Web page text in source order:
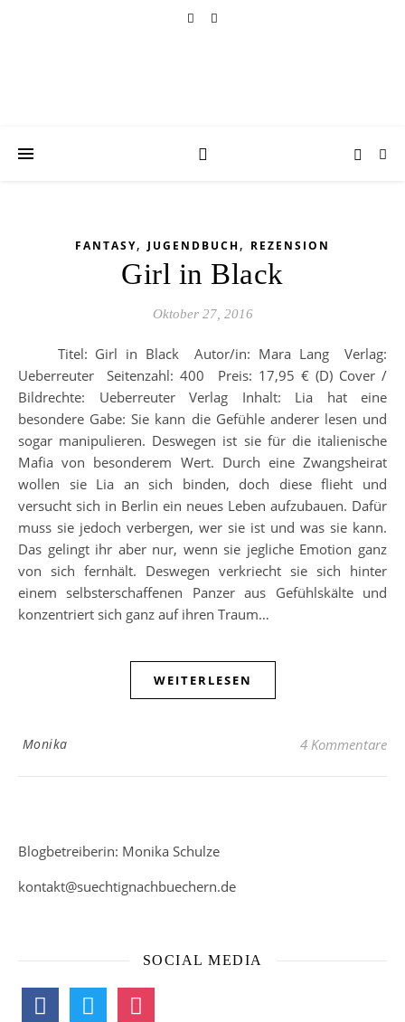
FANTASY, JUGENDBUCH, REZENSION
Girl in Black
Oktober 27, 2016
Titel: Girl in Black Autor/in: Mara Lang Verlag:
Ueberreuter Seitenzahl: 400 Preis: 17,95 € (D) Cover /
Bildrechte: Ueberreuter Verlag Inhalt: Lia hat eine
besondere Gabe: Sie kann die Gefühle anderer lesen und
sogar manipulieren. Deswegen ist sie für die italienische
Mafia von besonderem Wert. Durch eine Zwangsheirat
wollen sie Lia an sich binden, doch diese flieht und
versucht sich in Berlin ein neues Leben aufzubauen. Dafür
muss sie jedoch verbergen, wer sie ist und was sie kann.
Das gelingt ihr aber nur, wenn sie jegliche Emotion ganz
von sich fernhält. Deswegen verkriecht sie sich hinter
einem selbsterschaffenen Panzer aus Gefühlskälte und
konzentriert sich ganz auf ihren Traum…
WEITERLESEN
Monika 4 Kommentare
Blogbetreiberin: Monika Schulze
kontakt@suechtignachbuechern.de
SOCIAL MEDIA
facebook twitter instagram